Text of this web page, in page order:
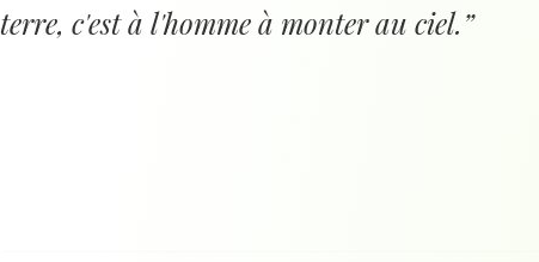
terre, c'est à l'homme à monter au ciel.”